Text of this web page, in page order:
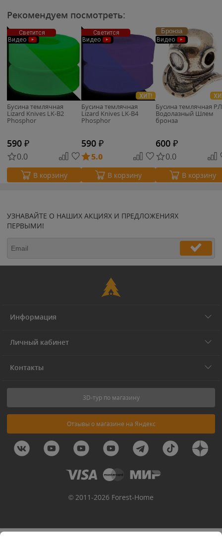
Рекомендуем посмотреть:
Светится
Видео
Бусина темлячная
Lizard Knives LK-B2
Phosphor
590 ₽
0.0
В корзину
Светится
Видео
ХИТ!
Бусина темлячная
Lizard Knives LK-B4
Phosphor
590 ₽
5.0
В корзину
Бронза
Видео
Бусина темлячная
Водолазный Шлем
бронза
600 ₽
0.0
В корзину
УЗНАВАЙТЕ О НАШИХ АКЦИЯХ И ПРЕДЛОЖЕНИЯХ
ПЕРВЫМИ!
Информация
Личный кабинет
Контакты
3D-тур по магазину
Отзывы о магазине на Яндекс
© 2011-2026 Forest-Home